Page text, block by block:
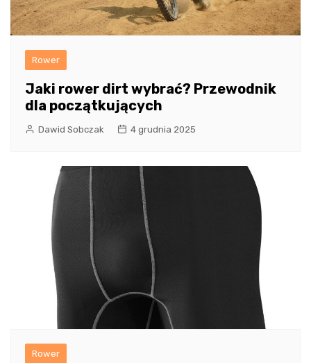
Rower
Jaki rower dirt wybrać? Przewodnik
dla początkujących
Dawid Sobczak 4 grudnia 2025
Rower